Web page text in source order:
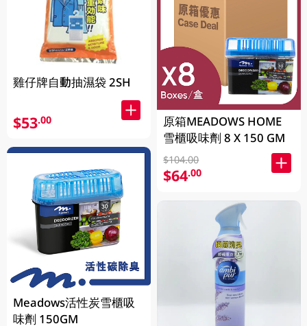
雞仔牌自動抽濕袋 2SH
$53.00
Meadows活性炭雪櫃吸
味劑 150GM
原箱MEADOWS HOME
雪櫃吸味劑 8 X 150 GM
$104.00
$64.00